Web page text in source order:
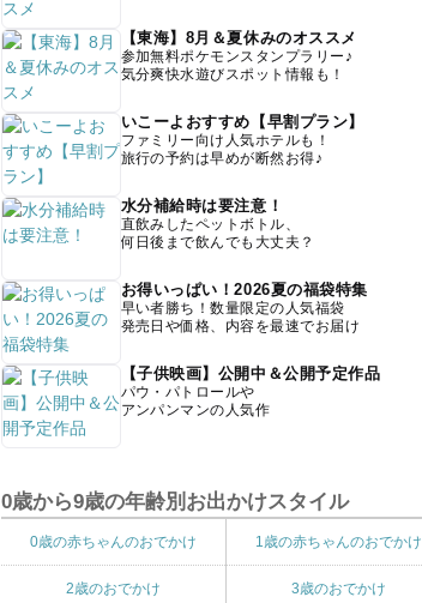
【東海】8月＆夏休みのオススメ
参加無料ポケモンスタンプラリー♪
気分爽快水遊びスポット情報も！
いこーよおすすめ【早割プラン】
ファミリー向け人気ホテルも！
旅行の予約は早めが断然お得♪
水分補給時は要注意！
直飲みしたペットボトル、
何日後まで飲んでも大丈夫？
お得いっぱい！2026夏の福袋特集
早い者勝ち！数量限定の人気福袋
発売日や価格、内容を最速でお届け
【子供映画】公開中＆公開予定作品
パウ・パトロールや
アンパンマンの人気作
0歳から9歳の年齢別お出かけスタイル
0歳の赤ちゃんのおでかけ 1歳の赤ちゃんのおでかけ
2歳のおでかけ 3歳のおでかけ